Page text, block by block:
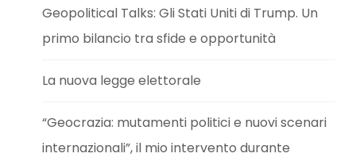
Geopolitical Talks: Gli Stati Uniti di Trump. Un
primo bilancio tra sfide e opportunità
La nuova legge elettorale
“Geocrazia: mutamenti politici e nuovi scenari
internazionali”, il mio intervento durante